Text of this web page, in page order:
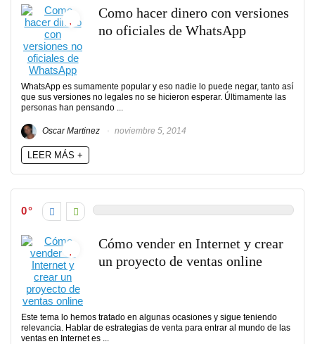
Como hacer dinero con versiones
no oficiales de WhatsApp
WhatsApp es sumamente popular y eso nadie lo puede negar, tanto así
que sus versiones no legales no se hicieron esperar. Últimamente las
personas han pensando ...
Oscar Martinez noviembre 5, 2014
LEER MÁS +
0
Cómo vender en Internet y crear
un proyecto de ventas online
Este tema lo hemos tratado en algunas ocasiones y sigue teniendo
relevancia. Hablar de estrategias de venta para entrar al mundo de las
ventas en Internet es ...